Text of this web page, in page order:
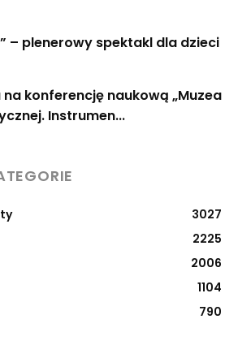
– plenerowy spektakl dla dzieci
konferencję naukową „Muzea
Instrumen...
3027
2225
2006
1104
790